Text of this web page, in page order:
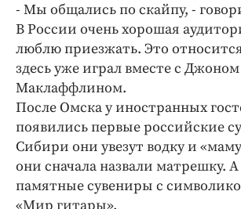
- Мы общались по скайпу, -
В России очень хорошая
люблю приезжать. Это
здесь уже играл вместе с Джоном
Маклаффлином.
После Омска у иностранных
появились первые российские
Сибири они увезут водку и
они сначала назвали матрешку.
памятные сувениры с